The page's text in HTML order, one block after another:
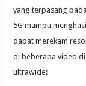
yang terpasang
5G mampu
dapat merekam
di beberapa video
ultrawide: